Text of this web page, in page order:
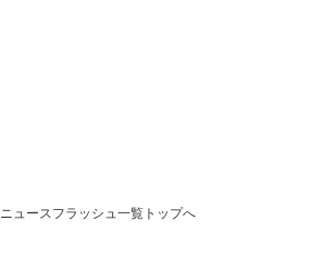
ニュースフラッシュ一覧トップへ